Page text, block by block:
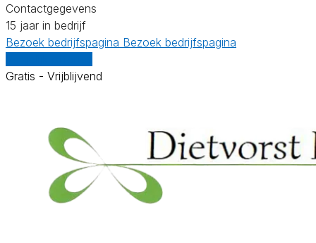
Contactgegevens
15 jaar in bedrijf
Bezoek bedrijfspagina Bezoek bedrijfspagina
Gratis - Vrijblijvend